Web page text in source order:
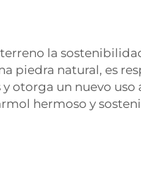
la
piedra natural, es
otorga un nuevo
hermoso y